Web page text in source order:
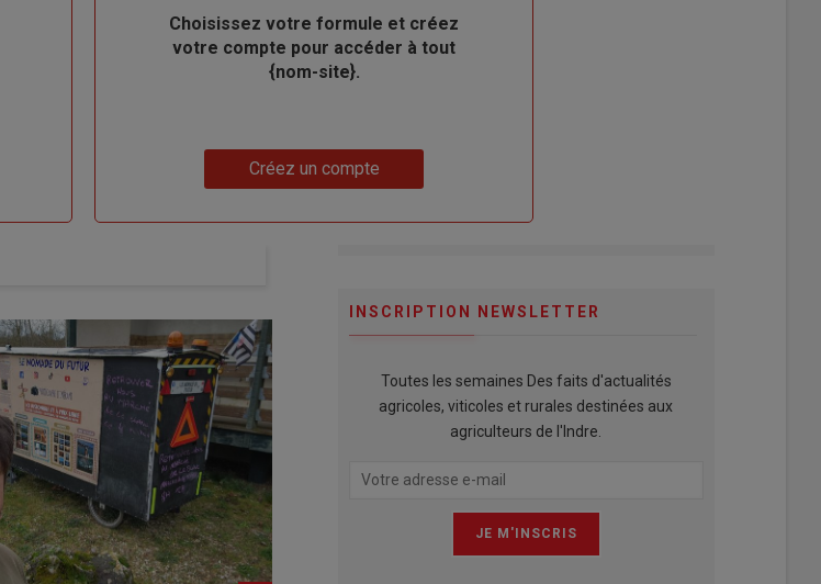
Body
Choisissez votre formule et créez
votre compte pour accéder à tout
{nom-site}.
Créez un compte
INSCRIPTION NEWSLETTER
Toutes les semaines Des faits d'actualités
agricoles, viticoles et rurales destinées aux
agriculteurs de l'Indre.